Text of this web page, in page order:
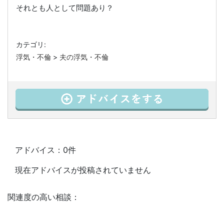
それとも人として問題あり？
カテゴリ:
浮気・不倫 > 夫の浮気・不倫
アドバイス：0件
現在アドバイスが投稿されていません
関連度の高い相談：